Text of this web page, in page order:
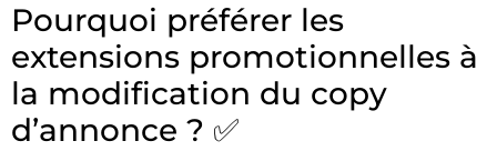
Pourquoi préférer les
extensions promotionnelles à
la modification du copy
d’annonce ? ✅